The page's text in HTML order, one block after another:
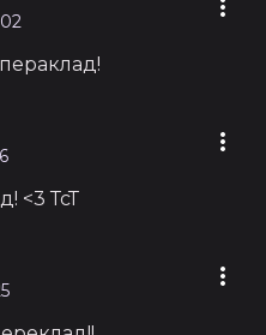
<3 ТсТ